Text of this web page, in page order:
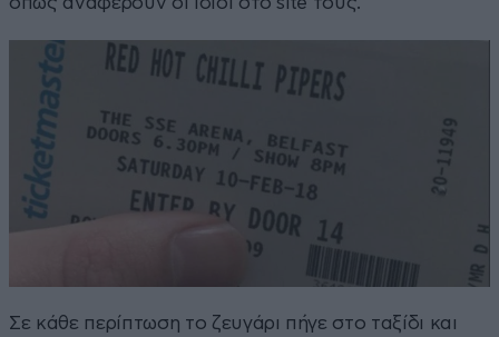
Σε κάθε περίπτωση το ζευγάρι πήγε στο ταξίδι και